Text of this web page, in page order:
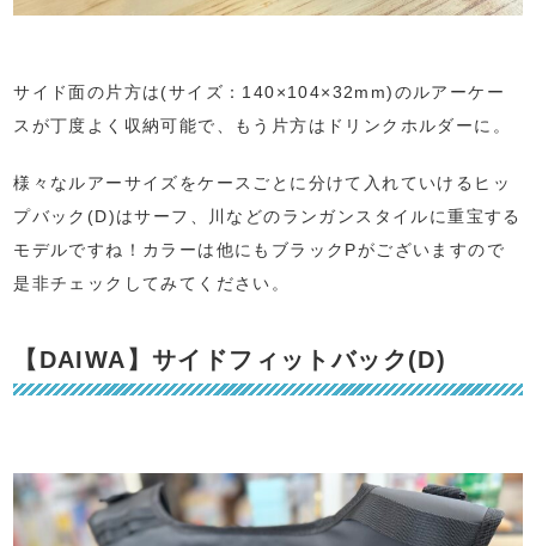
サイド面の片方は(サイズ：140×104×32mm)のルアーケー
スが丁度よく収納可能で、もう片方はドリンクホルダーに。
様々なルアーサイズをケースごとに分けて入れていけるヒッ
プバック(D)はサーフ、川などのランガンスタイルに重宝する
モデルですね！カラーは他にもブラックPがございますので
是非チェックしてみてください。
【DAIWA】サイドフィットバック(D)